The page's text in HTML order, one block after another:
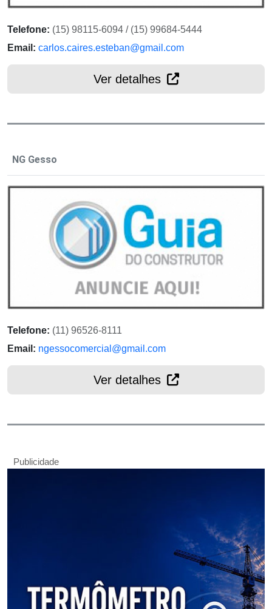
Telefone: (15) 98115-6094 / (15) 99684-5444
Email: carlos.caires.esteban@gmail.com
Ver detalhes
NG Gesso
Telefone: (11) 96526-8111
Email: ngessocomercial@gmail.com
Ver detalhes
Publicidade